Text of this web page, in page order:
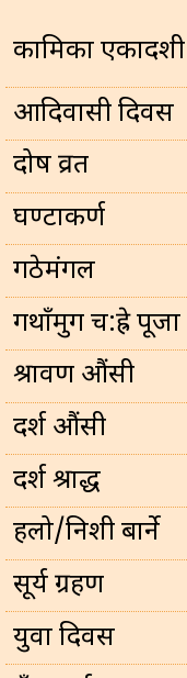
कामिका एकादशी
आदिवासी दिवस
प्रदोष व्रत
घण्टाकर्ण
गठेमंगल
गथाँमुग च:ह्रे पूजा
श्रावण औंसी
दर्श औंसी
दर्श श्राद्ध
हलो/निशी बार्ने
सूर्य ग्रहण
युवा दिवस